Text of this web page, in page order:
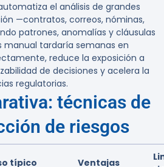
el análisis de grandes
—contratos, correos, nóminas,
patrones, anomalías y cláusulas
manual tardaría semanas en
reduce la exposición a
de decisiones y acelera la
regulatorias.
técnicas de
de riesgos
típico Ventajas